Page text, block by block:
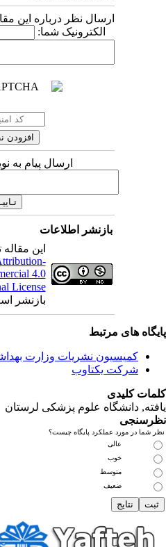
ارسال نظر درباره این
الکترونیک شما:
ارسال پیام به
بازنشر اطلاعات
این
Attribution-
4.0
License
بازنشر
های مرتبط
کمیسیون نشریات وزارت
شرکت یکتاوب
کلیدی
, دانشگاه علوم پزشکی لرستان
شما در مورد عملکرد پایگاه چیست؟
عالی
خوب
متوسط
ضعیف